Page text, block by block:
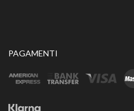
PAGAMENTI